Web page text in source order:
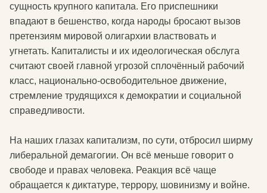
сущность крупного капитала. Его приспешники
впадают в бешенство, когда народы бросают вызов
претензиям мировой олигархии властвовать и
угнетать. Капиталисты и их идеологическая обслуга
считают своей главной угрозой сплочённый рабочий
класс, национально-освободительное движение,
стремление трудящихся к демократии и социальной
справедливости.
На наших глазах капитализм, по сути, отбросил ширму
либеральной демагогии. Он всё меньше говорит о
свободе и правах человека. Реакция всё чаще
обращается к диктатуре, террору, шовинизму и войне.